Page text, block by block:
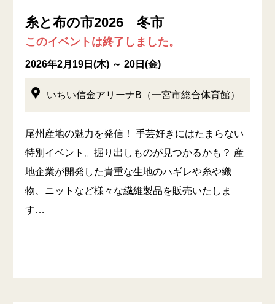
糸と布の市2026 冬市
このイベントは終了しました。
2026年2月19日(木) ～ 20日(金)
いちい信金アリーナB（一宮市総合体育館）
尾州産地の魅力を発信！ 手芸好きにはたまらない
特別イベント。掘り出しものが見つかるかも？ 産
地企業が開発した貴重な生地のハギレや糸や織
物、ニットなど様々な繊維製品を販売いたしま
す…